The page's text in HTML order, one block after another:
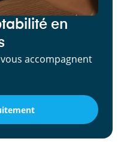
en
accompagnent